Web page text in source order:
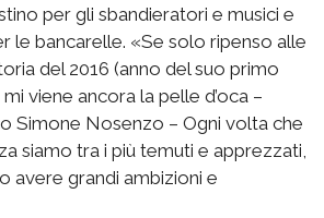
per gli sbandieratori e musici e
le bancarelle. «Se solo ripenso alle
del 2016 (anno del suo primo
viene ancora la pelle d’oca –
Simone Nosenzo – Ogni volta che
siamo tra i più temuti e apprezzati,
avere grandi ambizioni e